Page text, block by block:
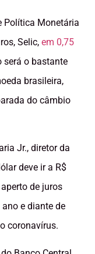
Política Monetária
Selic, em 0,75
será o bastante
brasileira,
do câmbio
Jr., diretor da
deve ir a R$
de juros
e diante de
coronavírus.